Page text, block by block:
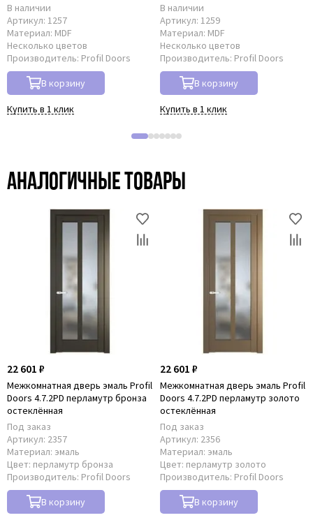
В наличии
Артикул: 1257
Материал: MDF
Несколько цветов
Производитель: Profil Doors
В корзину
Купить в 1 клик
В наличии
Артикул: 1259
Материал: MDF
Несколько цветов
Производитель: Profil Doors
В корзину
Купить в 1 клик
Аналогичные товары
22 601 ₽
Межкомнатная дверь эмаль Profil
Doors 4.7.2PD перламутр бронза
остеклённая
Под заказ
Артикул: 2357
Материал: эмаль
Цвет: перламутр бронза
Производитель: Profil Doors
В корзину
22 601 ₽
Межкомнатная дверь эмаль Profil
Doors 4.7.2PD перламутр золото
остеклённая
Под заказ
Артикул: 2356
Материал: эмаль
Цвет: перламутр золото
Производитель: Profil Doors
В корзину